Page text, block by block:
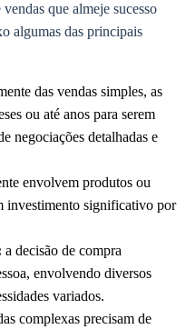
que almeje sucesso
algumas das principais
das vendas simples, as
ou até anos para serem
negociações detalhadas e
envolvem produtos ou
investimento significativo por
a decisão de compra
envolvendo diversos
variados.
complexas precisam de